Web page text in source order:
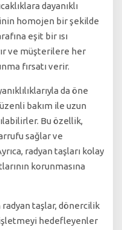
dayanıklı
homojen bir şekilde
eşit bir ısı
ve müşterilere her
fırsatı verir.
da öne
bakım ile uzun
Bu özellik,
sağlar ve
radyan taşları kolay
korunmasına
taşlar, dönercilik
hedefleyenler